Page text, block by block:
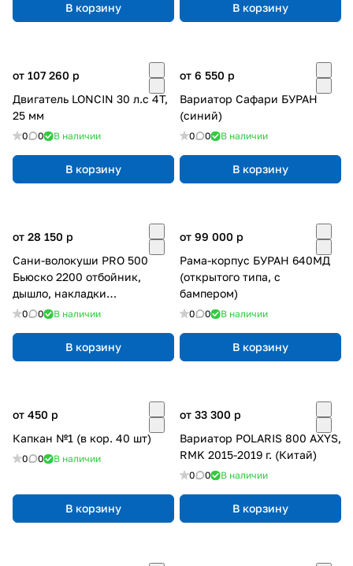
В корзину В корзину
от 107 260 p
Двигатель LONCIN 30 л.с 4Т,
25 мм
0 0 В наличии
В корзину
от 6 550 p
Вариатор Сафари БУРАН
(синий)
0 0 В наличии
В корзину
от 28 150 p
Сани-волокуши PRO 500
Бьюско 2200 отбойник,
дышло, накладки
(ЦентрПласт)
0 0 В наличии
В корзину
от 99 000 p
Рама-корпус БУРАН 640МД
(открытого типа, с
бампером)
0 0 В наличии
В корзину
от 450 p
Капкан №1 (в кор. 40 шт)
0 0 В наличии
В корзину
от 33 300 p
Вариатор POLARIS 800 AXYS,
RMK 2015-2019 г. (Китай)
0 0 В наличии
В корзину